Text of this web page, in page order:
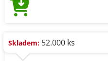
Skladem: 52.000 ks